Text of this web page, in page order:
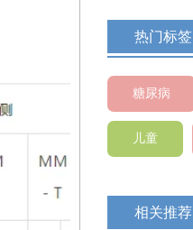
热门标签
糖尿病
儿童
相关推荐